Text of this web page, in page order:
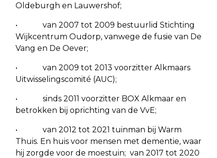
Oldeburgh en Lauwershof;
• van 2007 tot 2009 bestuurlid Stichting
Wijkcentrum Oudorp, vanwege de fusie van De
Vang en De Oever;
• van 2009 tot 2013 voorzitter Alkmaars
Uitwisselingscomité (AUC);
• sinds 2011 voorzitter BOX Alkmaar en
betrokken bij oprichting van de VvE;
• van 2012 tot 2021 tuinman bij Warm
Thuis. En huis voor mensen met dementie, waar
hij zorgde voor de moestuin; van 2017 tot 2020